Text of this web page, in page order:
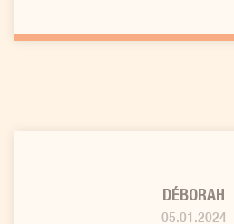
DÉBORAH
05.01.2024